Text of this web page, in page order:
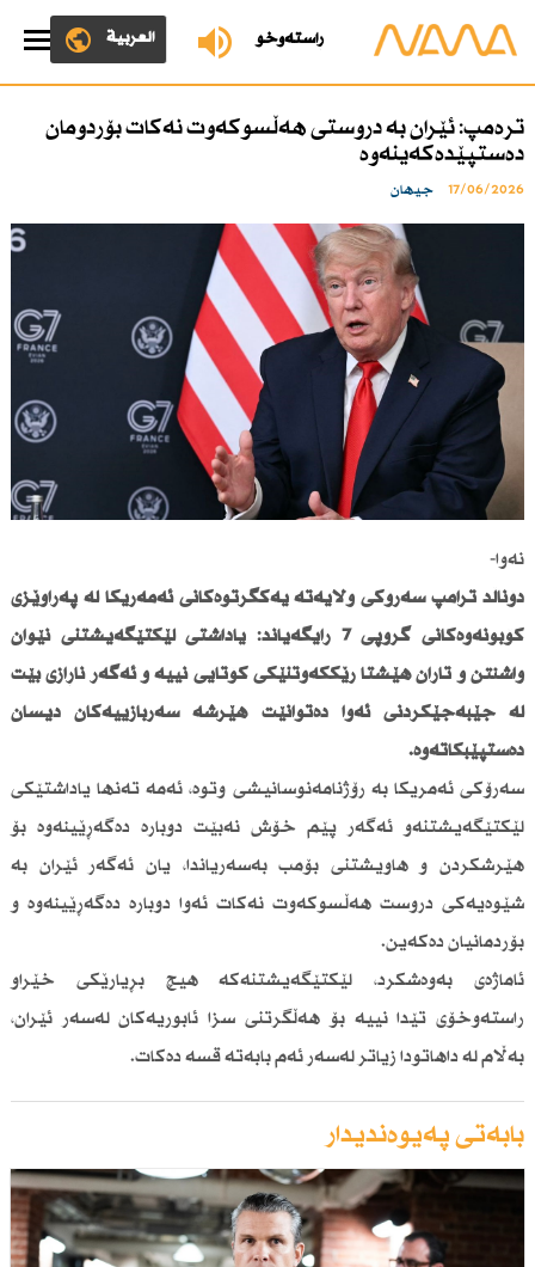
ڕاستەوخۆ العربية
ترەمپ: ئێران بە دروستی هەڵسوكەوت نەكات بۆردومان
دەستپێدەكەینەوە
17/06/2026 جیهان
نەوا-
دۆناڵد ترامپ سەرۆكی ولایەتە یەكگرتوەكانی ئەمەریكا لە پەراوێزی
كۆبونەوەكانی گروپی 7 رایگەیاند: یاداشتی لێكتێگەیشتنی نێوان
واشنتن و تاران هێشتا رێككەوتنێكی كۆتایی نییە و ئەگەر ناڕازی بێت
لە جێبەجێكردنی ئەوا دەتوانێت هێرشە سەربازییەكان دیسان
دەستپێبكاتەوە.
سەرۆكی ئەمریكا بە رۆژنامەنوسانیشی وتوە، ئەمە تەنها یاداشتێكی
لێكتێگەیشتنەو ئەگەر پێم خۆش نەبێت دوبارە دەگەڕێینەوە بۆ
هێرشكردن و هاویشتنی بۆمب بەسەریاندا، یان ئەگەر ئێران بە
شێوەیەكی دروست هەڵسوكەوت نەكات ئەوا دوبارە دەگەڕێینەوە و
بۆردمانیان دەكەین.
ئاماژەی بەوەشكرد، لێكتێگەیشتنەكە هیچ بڕیارێكی خێراو
راستەوخۆی تێدا نییە بۆ هەڵگرتنی سزا ئابوریەكان لەسەر ئێران،
بەڵام لە داهاتودا زیاتر لەسەر ئەم بابەتە قسە دەكات.
بابەتی پەیوەندیدار